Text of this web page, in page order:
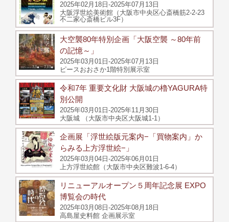
2025年02月18日-2025年07月13日
大阪浮世絵美術館（大阪市中央区心斎橋筋2-2-23
不二家心斎橋ビル3F）
大空襲80年特別企画「大阪空襲 ～80年前
の記憶～」
2025年03月01日-2025年07月13日
ピースおおさか1階特別展示室
令和7年 重要文化財 大阪城の櫓YAGURA特
別公開
2025年03月01日-2025年11月30日
大阪城 （大阪市中央区大阪城1-1）
企画展「浮世絵版元案内−「買物案内」か
らみる上方浮世絵−」
2025年03月04日-2025年06月01日
上方浮世絵館（大阪市中央区難波1-6-4）
リニューアルオープン５周年記念展 EXPO
博覧会の時代
2025年03月08日-2025年08月18日
高島屋史料館 企画展示室